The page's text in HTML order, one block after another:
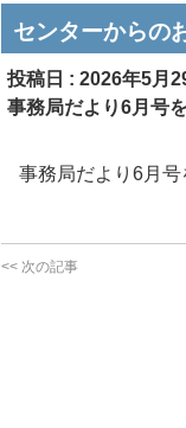
センターからの
投稿日 : 2026年5月
事務局だより6月号
事務局だより6月号
<< 次の記事